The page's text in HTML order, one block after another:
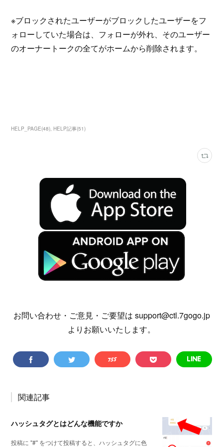
※ブロックされたユーザーがブロックしたユーザーをフ
ォローしていた場合は、フォローが外れ、そのユーザー
のオーナートークの全てがホームから削除されます。
HELP_PAGE(48) HELP記事(51)
お問い合わせ・ご意見・ご要望は support@ctl.7gogo.jp
よりお願いいたします。
関連記事
ハッシュタグとはどんな機能ですか
投稿に "#" をつけて投稿すると、ハッシュタグに色